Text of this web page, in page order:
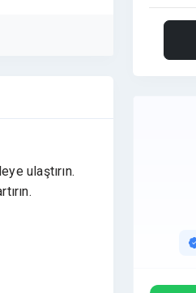
ulaştırın.